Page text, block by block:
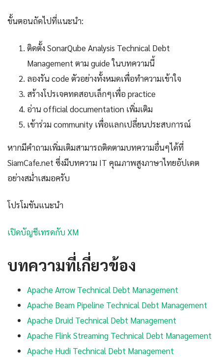
ขั้นตอนถัดไปที่แนะนำ:
ติดตั้ง SonarQube Analysis Technical Debt
Management ตาม guide ในบทความนี้
ลองรัน code ตัวอย่างทั้งหมดเพื่อทำความเข้าใจ
สร้างโปรเจคทดสอบเล็กๆเพื่อ practice
อ่าน official documentation เพิ่มเติม
เข้าร่วม community เพื่อแลกเปลี่ยนประสบการณ์
หากมีคำถามเพิ่มเติมสามารถติดตามบทความอื่นๆได้ที่
SiamCafe.net ซึ่งมีบทความ IT คุณภาพสูงภาษาไทยอัปเดต
อย่างสม่ำเสมอครับ
โปรโมชันแนะนำ
เปิดบัญชีเทรดกับ XM
บทความที่เกี่ยวข้อง
Apache Arrow Technical Debt Management
Apache Beam Pipeline Technical Debt Management
Apache Druid Technical Debt Management
Apache Flink Streaming Technical Debt Management
Apache Hudi Technical Debt Management